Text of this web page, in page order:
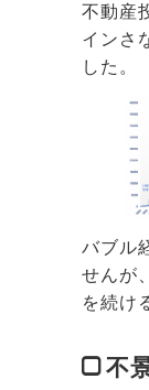
不動産
インさ
した。
バブル
せんが
を続け
不